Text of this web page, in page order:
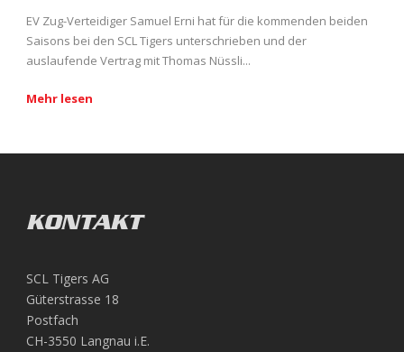
EV Zug-Verteidiger Samuel Erni hat für die kommenden beiden
Saisons bei den SCL Tigers unterschrieben und der
auslaufende Vertrag mit Thomas Nüssli...
Mehr lesen
KONTAKT
SCL Tigers AG
Güterstrasse 18
Postfach
CH-3550 Langnau i.E.